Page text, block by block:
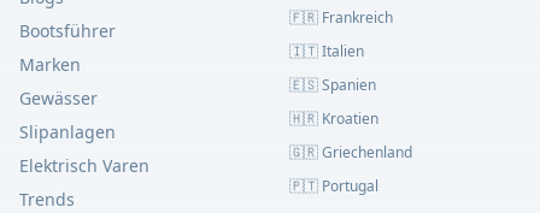
Bootsführer
Marken
Gewässer
Slipanlagen
Elektrisch Varen
Trends
🇫🇷 Frankreich
🇮🇹 Italien
🇪🇸 Spanien
🇭🇷 Kroatien
🇬🇷 Griechenland
🇵🇹 Portugal